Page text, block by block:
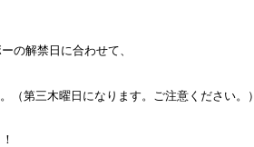
の解禁日に合わせて、
（第三木曜日になります。ご注意ください。）